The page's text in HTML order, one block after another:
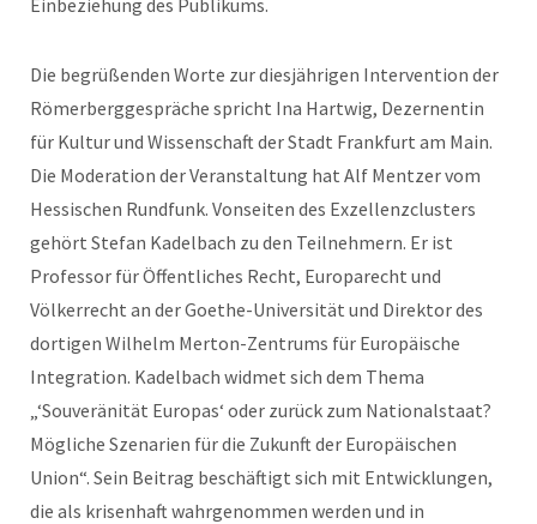
Einbeziehung des Publikums.
Die begrüßenden Worte zur diesjährigen Intervention der
Römerberggespräche spricht Ina Hartwig, Dezernentin
für Kultur und Wissenschaft der Stadt Frankfurt am Main.
Die Moderation der Veranstaltung hat Alf Mentzer vom
Hessischen Rundfunk. Vonseiten des Exzellenzclusters
gehört Stefan Kadelbach zu den Teilnehmern. Er ist
Professor für Öffentliches Recht, Europarecht und
Völkerrecht an der Goethe-Universität und Direktor des
dortigen Wilhelm Merton-Zentrums für Europäische
Integration. Kadelbach widmet sich dem Thema
„‘Souveränität Europas‘ oder zurück zum Nationalstaat?
Mögliche Szenarien für die Zukunft der Europäischen
Union“. Sein Beitrag beschäftigt sich mit Entwicklungen,
die als krisenhaft wahrgenommen werden und in